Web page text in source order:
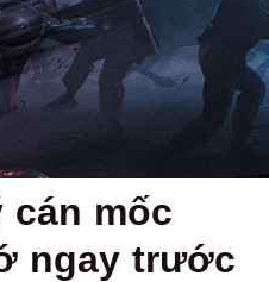
cán mốc
ngay trước